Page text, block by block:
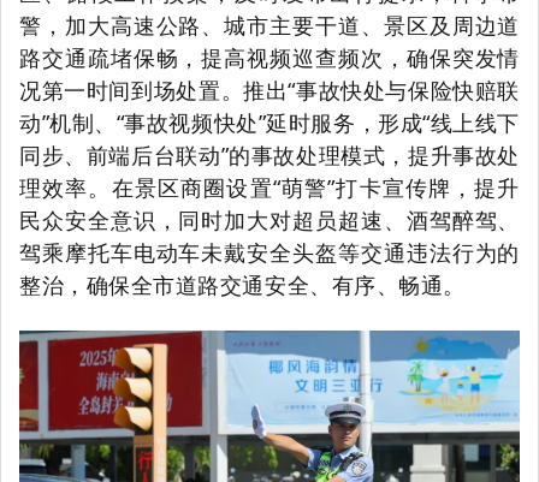
警，加大高速公路、城市主要干道、景区及周边道
路交通疏堵保畅，提高视频巡查频次，确保突发情
况第一时间到场处置。推出“事故快处与保险快赔联
动”机制、“事故视频快处”延时服务，形成“线上线下
同步、前端后台联动”的事故处理模式，提升事故处
理效率。在景区商圈设置“萌警”打卡宣传牌，提升
民众安全意识，同时加大对超员超速、酒驾醉驾、
驾乘摩托车电动车未戴安全头盔等交通违法行为的
整治，确保全市道路交通安全、有序、畅通。